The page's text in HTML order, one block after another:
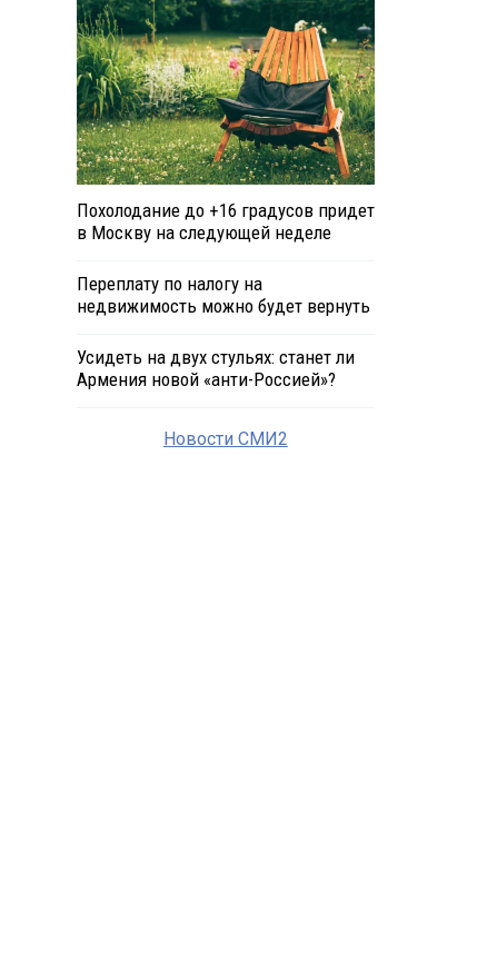
Похолодание до +16 градусов придет
в Москву на следующей неделе
Переплату по налогу на
недвижимость можно будет вернуть
Усидеть на двух стульях: станет ли
Армения новой «анти-Россией»?
Новости СМИ2